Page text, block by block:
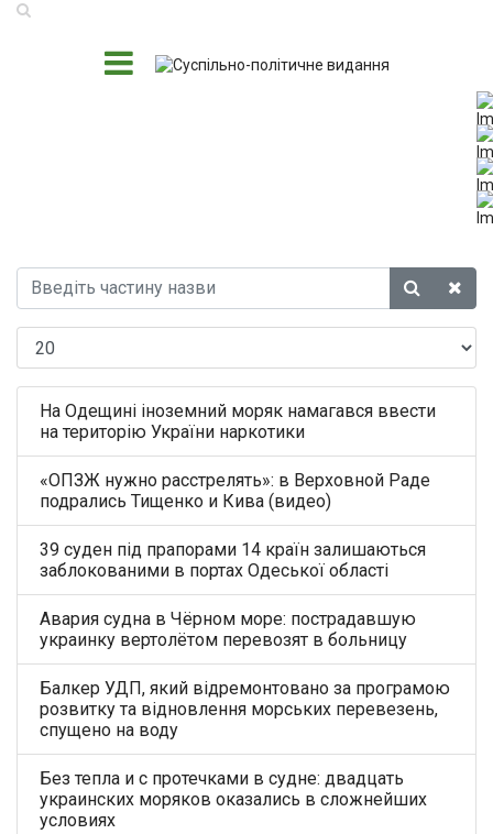
На Одещині іноземний моряк намагався ввести
на територію України наркотики
«ОПЗЖ нужно расстрелять»: в Верховной Раде
подрались Тищенко и Кива (видео)
39 суден під прапорами 14 країн залишаються
заблокованими в портах Одеської області
Авария судна в Чёрном море: пострадавшую
украинку вертолётом перевозят в больницу
Балкер УДП, який відремонтовано за програмою
розвитку та відновлення морських перевезень,
спущено на воду
Без тепла и с протечками в судне: двадцать
украинских моряков оказались в сложнейших
условиях